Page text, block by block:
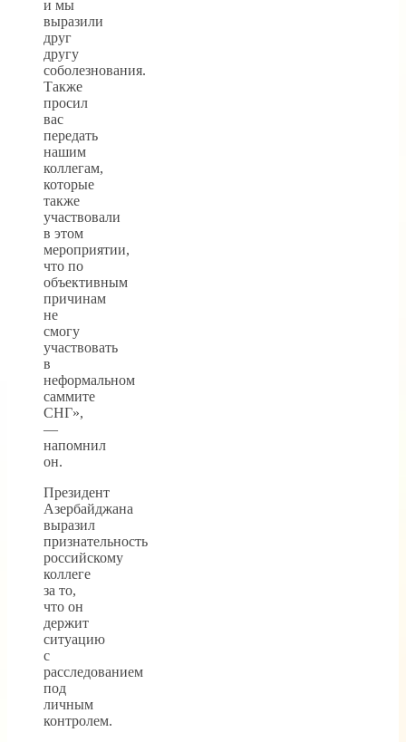
и мы
выразили
друг
другу
соболезнования.
Также
просил
вас
передать
нашим
коллегам,
которые
также
участвовали
в этом
мероприятии,
что по
объективным
причинам
не
смогу
участвовать
в
неформальном
саммите
СНГ»,
—
напомнил
он.
Президент
Азербайджана
выразил
признательность
российскому
коллеге
за то,
что он
держит
ситуацию
с
расследованием
под
личным
контролем.